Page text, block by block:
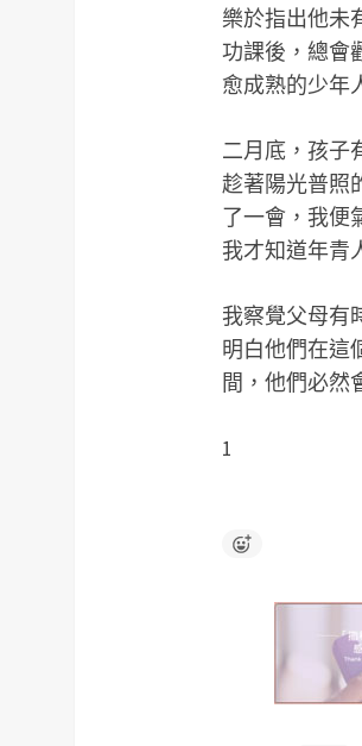
樂於指出他未
功課後，總會
愈成熟的少年
二月底，孩子
趁著陽光普照
了一會，我便
我才知道年青
我察覺父母有
明白他們在這
間，他們必然
1